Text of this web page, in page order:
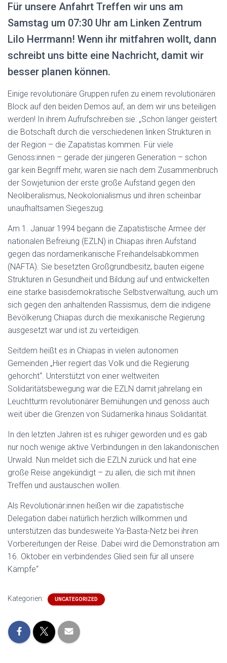
Für unsere Anfahrt Treffen wir uns am
Samstag um 07:30 Uhr am Linken Zentrum
Lilo Herrmann! Wenn ihr mitfahren wollt, dann
schreibt uns bitte eine Nachricht, damit wir
besser planen können.
Einige revolutionäre Gruppen rufen zu einem revolutionären
Block auf den beiden Demos auf, an dem wir uns beteiligen
werden! In ihrem Aufrufschreiben sie: „Schon länger geistert
die Botschaft durch die verschiedenen linken Strukturen in
der Region – die Zapatistas kommen. Für viele
Genoss:innen – gerade der jüngeren Generation – schon
gar kein Begriff mehr, waren sie nach dem Zusammenbruch
der Sowjetunion der erste große Aufstand gegen den
Neoliberalismus, Neokolonialismus und ihren scheinbar
unaufhaltsamen Siegeszug.
Am 1. Januar 1994 begann die Zapatistische Armee der
nationalen Befreiung (EZLN) in Chiapas ihren Aufstand
gegen das nordamerikanische Freihandelsabkommen
(NAFTA). Sie besetzten Großgrundbesitz, bauten eigene
Strukturen in Gesundheit und Bildung auf und entwickelten
eine starke basisdemokratische Selbstverwaltung, auch um
sich gegen den anhaltenden Rassismus, dem die indigene
Bevölkerung Chiapas durch die mexikanische Regierung
ausgesetzt war und ist zu verteidigen.
Seitdem heißt es in Chiapas in vielen autonomen
Gemeinden „Hier regiert das Volk und die Regierung
gehorcht“. Unterstützt von einer weltweiten
Solidaritätsbewegung war die EZLN damit jahrelang ein
Leuchtturm revolutionärer Bemühungen und genoss auch
weit über die Grenzen von Südamerika hinaus Solidarität.
In den letzten Jahren ist es ruhiger geworden und es gab
nur noch wenige aktive Verbindungen in den lakandonischen
Urwald. Nun meldet sich die EZLN zurück und hat eine
große Reise angekündigt – zu allen, die sich mit ihnen
Treffen und austauschen wollen.
Als Revolutionär:innen heißen wir die zapatistische
Delegation dabei natürlich herzlich willkommen und
unterstützen das bundesweite Ya-Basta-Netz bei ihren
Vorbereitungen der Reise. Dabei wird die Demonstration am
16. Oktober ein verbindendes Glied sein für all unsere
Kämpfe“
Kategorien: UNCATEGORIZED